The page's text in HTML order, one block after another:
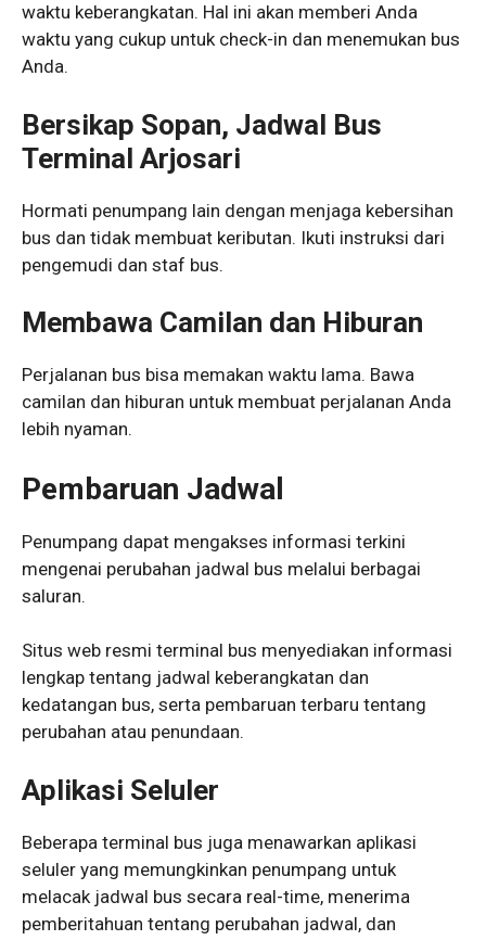
waktu keberangkatan. Hal ini akan memberi Anda
waktu yang cukup untuk check-in dan menemukan bus
Anda.
Bersikap Sopan, Jadwal Bus
Terminal Arjosari
Hormati penumpang lain dengan menjaga kebersihan
bus dan tidak membuat keributan. Ikuti instruksi dari
pengemudi dan staf bus.
Membawa Camilan dan Hiburan
Perjalanan bus bisa memakan waktu lama. Bawa
camilan dan hiburan untuk membuat perjalanan Anda
lebih nyaman.
Pembaruan Jadwal
Penumpang dapat mengakses informasi terkini
mengenai perubahan jadwal bus melalui berbagai
saluran.
Situs web resmi terminal bus menyediakan informasi
lengkap tentang jadwal keberangkatan dan
kedatangan bus, serta pembaruan terbaru tentang
perubahan atau penundaan.
Aplikasi Seluler
Beberapa terminal bus juga menawarkan aplikasi
seluler yang memungkinkan penumpang untuk
melacak jadwal bus secara real-time, menerima
pemberitahuan tentang perubahan jadwal, dan